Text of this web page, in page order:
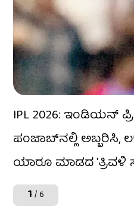
IPL 2026: ಇಂಡಿಯನ್
ಪಂಜಾಬ್‌ನಲ್ಲಿ ಅಬ್ಬರಿಸಿ,
ಯಾರೂ ಮಾಡದ 'ತ್ರಿವಳಿ
1 / 6